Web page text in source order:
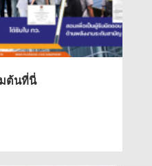
ต้นที่นี่